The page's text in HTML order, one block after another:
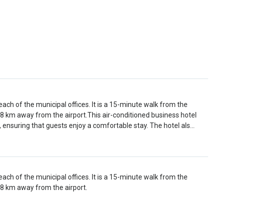
of the municipal offices. It is a 15-minute walk from the
km away from the airport.This air-conditioned business hotel
that guests enjoy a comfortable stay. The hotel als…
of the municipal offices. It is a 15-minute walk from the
km away from the airport.